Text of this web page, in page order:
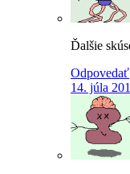
Ďalšie
Odpovedať
14. júla